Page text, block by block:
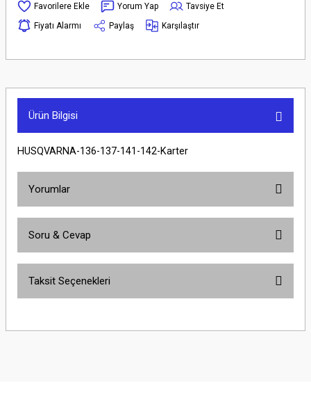
Yorum Yap
Tavsiye Et
Fiyatı Alarmı
Paylaş Karşılaştır
Ürün Bilgisi
HUSQVARNA-136-137-141-142-Karter
Yorumlar
Soru & Cevap
Soru Sor
Taksit Seçenekleri